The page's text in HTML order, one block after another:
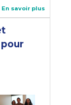
En savoir plus